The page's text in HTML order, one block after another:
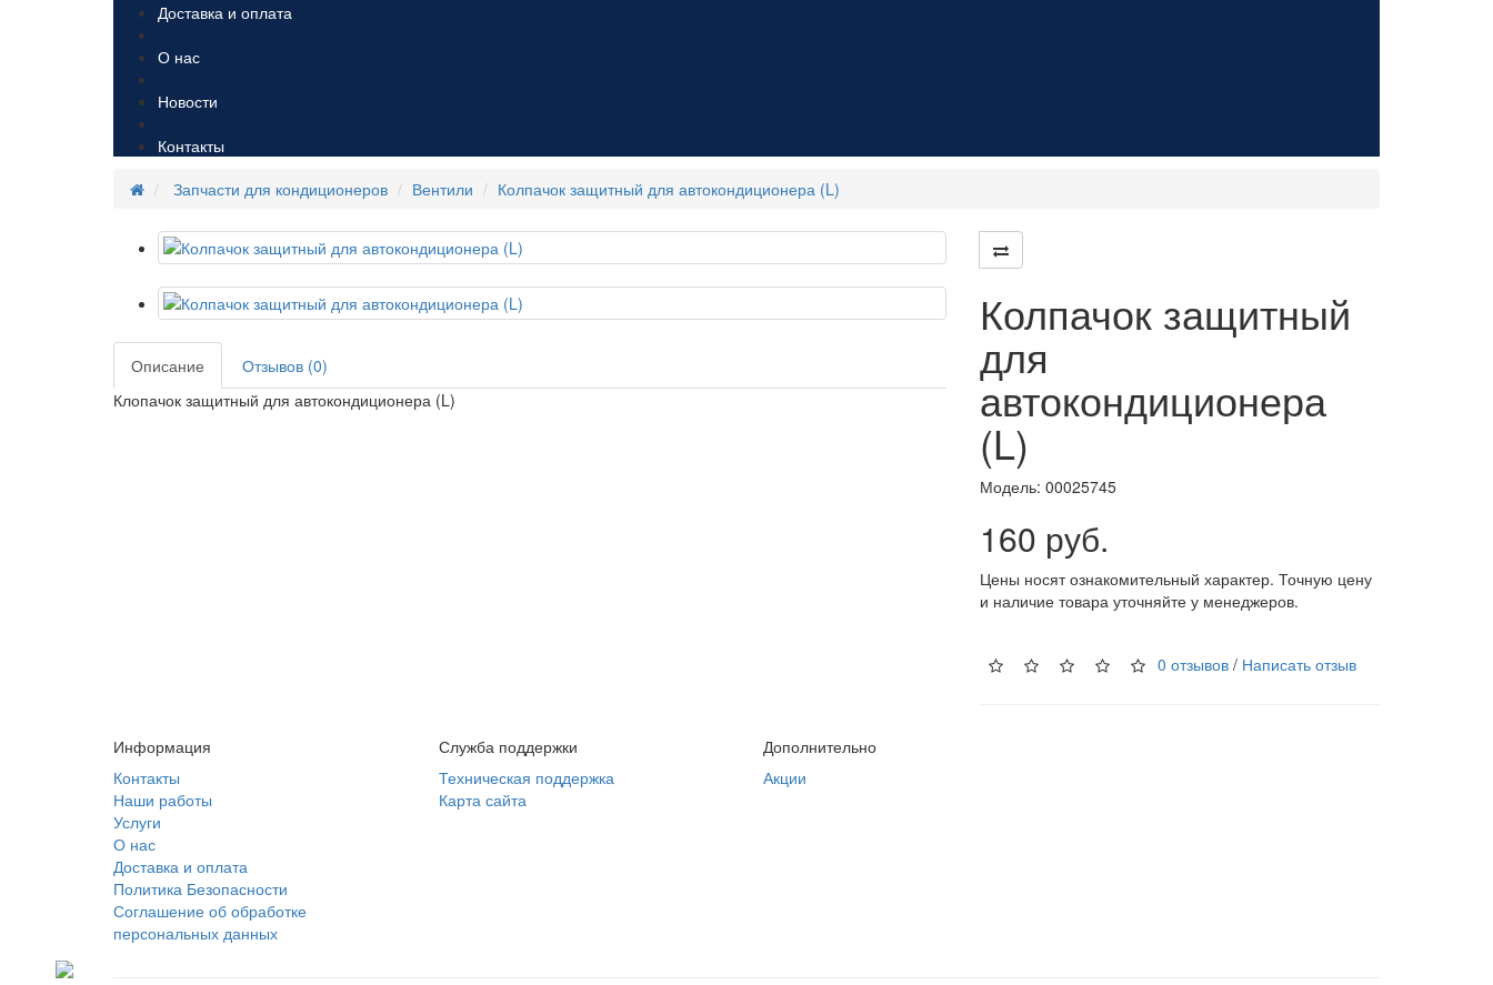
Доставка и оплата
О нас
Новости
Контакты
Запчасти для кондиционеров
Вентили Колпачок защитный для автокондиционера (L)
Описание
Отзывов (0)
Клопачок защитный для автокондиционера (L)
Колпачок защитный
для
автокондиционера
(L)
Модель: 00025745
160 руб.
Цены носят ознакомительный характер. Точную цену
и наличие товара уточняйте у менеджеров.
0 отзывов / Написать отзыв
Информация
Контакты
Наши работы
Услуги
О нас
Доставка и оплата
Политика Безопасности
Соглашение об обработке
персональных данных
Служба поддержки
Техническая поддержка
Карта сайта
Дополнительно
Акции